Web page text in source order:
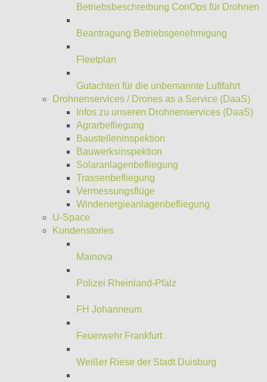
Betriebsbeschreibung ConOps für Drohnen
Beantragung Betriebsgenehmigung
Fleetplan
Gutachten für die unbemannte Luftfahrt
Drohnenservices / Drones as a Service (DaaS)
Infos zu unseren Drohnenservices (DaaS)
Agrarbefliegung
Baustelleninspektion
Bauwerksinspektion
Solaranlagenbefliegung
Trassenbefliegung
Vermessungsflüge
Windenergieanlagenbefliegung
U-Space
Kundenstories
Mainova
Polizei Rheinland-Pfalz
FH Johanneum
Feuerwehr Frankfurt
Weißer Riese der Stadt Duisburg